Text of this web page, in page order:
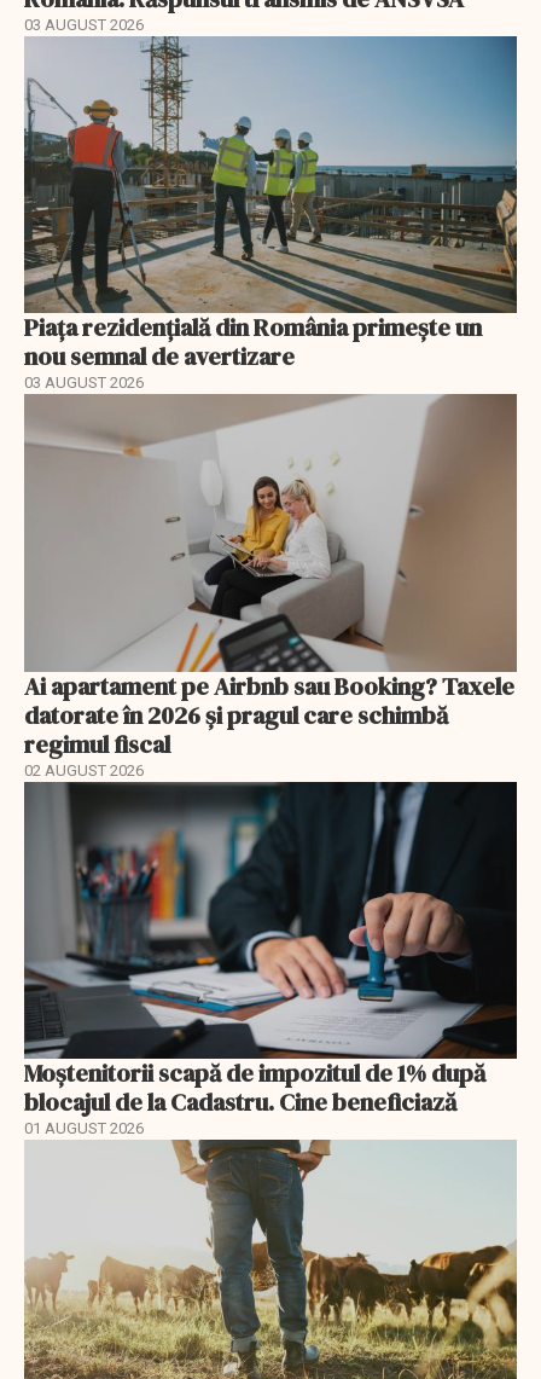
03 AUGUST 2026
Piața rezidențială din România primește un
nou semnal de avertizare
03 AUGUST 2026
Ai apartament pe Airbnb sau Booking? Taxele
datorate în 2026 și pragul care schimbă
regimul fiscal
02 AUGUST 2026
Moștenitorii scapă de impozitul de 1% după
blocajul de la Cadastru. Cine beneficiază
01 AUGUST 2026